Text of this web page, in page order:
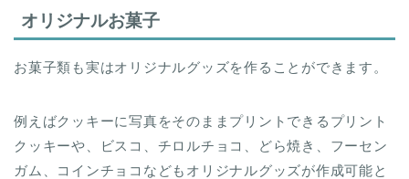
オリジナルお菓子
お菓子類も実はオリジナルグッズを作ることができます。
例えばクッキーに写真をそのままプリントできるプリント
クッキーや、ビスコ、チロルチョコ、どら焼き、フーセン
ガム、コインチョコなどもオリジナルグッズが作成可能と